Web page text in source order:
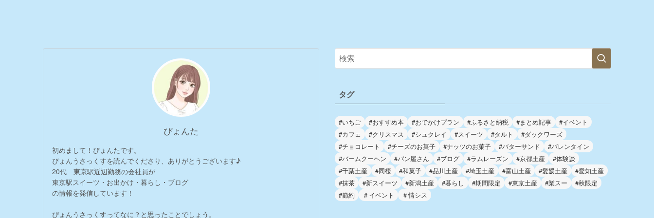
ぴょんた
初めまして！ぴょんたです。
ぴょんうさっくすを読んでくださり、ありがとうございます♪
20代 東京駅近辺勤務の会社員が
東京駅スイーツ・お出かけ・暮らし・ブログ
の情報を発信しています！
ぴょんうさっくすってなに？と思ったことでしょう。
タグ
#いちご #おすすめ本 #おでかけプラン #ふるさと納税 #まとめ記事
#イベント
#カフェ
#クリスマス #シュクレイ #スイーツ #タルト
#ダックワーズ
#チョコレート
#チーズのお菓子 #ナッツのお菓子 #バターサンド
#バレンタイン
#バームクーヘン
#パン屋さん #ブログ #ラムレーズン #京都土産
#体験談
#千葉土産
#同棲 #和菓子 #品川土産 #埼玉土産 #富山土産 #愛媛土産
#愛知土産
#抹茶
#新スイーツ #新潟土産 #暮らし #期間限定 #東京土産 #業スー
#秋限定
#節約
＃イベント ＃情シス